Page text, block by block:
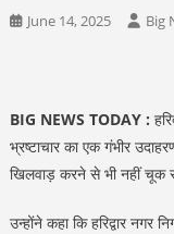
June 14, 2025 Big
BIG NEWS TODAY :
भ्रष्टाचार का एक गंभीर
खिलवाड़ करने से भी नहीं चूक
उन्होंने कहा कि हरिद्वार